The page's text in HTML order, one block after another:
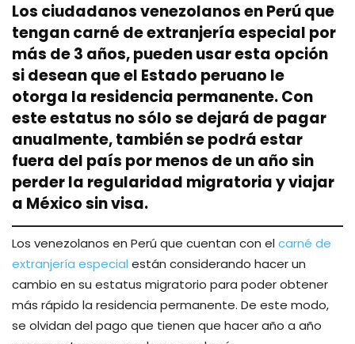
Los ciudadanos venezolanos en Perú que
tengan carné de extranjería especial por
más de 3 años, pueden usar esta opción
si desean que el Estado peruano le
otorga la residencia permanente. Con
este estatus no sólo se dejará de pagar
anualmente, también se podrá estar
fuera del país por menos de un año sin
perder la regularidad migratoria y viajar
a México sin visa.
Los venezolanos en Perú que cuentan con elcarné de
extranjería especial están considerando hacer un
cambio en su estatus migratorio para poder obtener
más rápido la residencia permanente. De este modo,
se olvidan del pago que tienen que hacer año a año